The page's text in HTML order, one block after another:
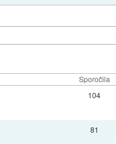
Sporočila
104
81